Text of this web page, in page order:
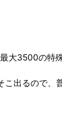
3500の特
出るので、